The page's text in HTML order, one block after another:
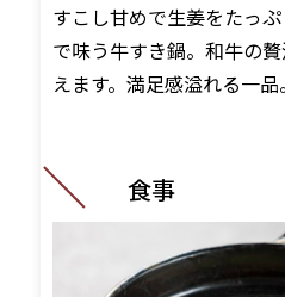
すこし甘めで生姜をたっ
で味う牛すき鍋。和牛の
えます。満足感溢れる一品。
食事